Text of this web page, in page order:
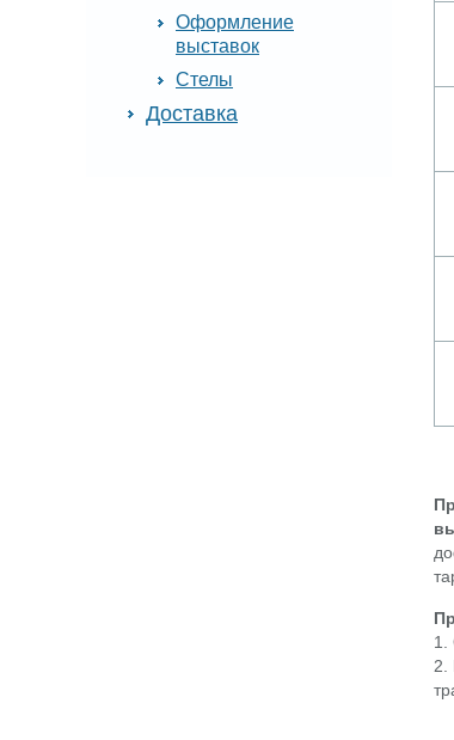
Оформление
выставок
Стелы
Доставка
1.
2.